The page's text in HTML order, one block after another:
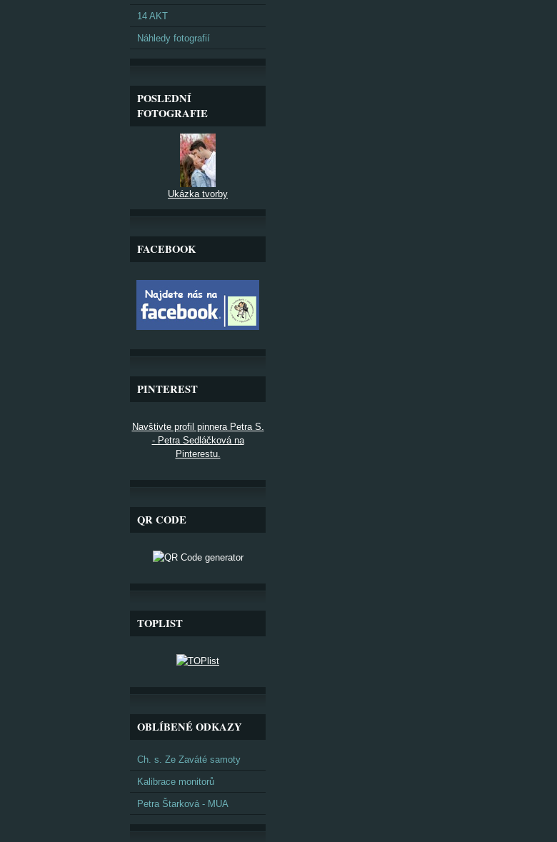
14 AKT
Náhledy fotografií
POSLEDNÍ
FOTOGRAFIE
Ukázka tvorby
FACEBOOK
PINTEREST
Navštivte profil pinnera Petra S.
- Petra Sedláčková na
Pinterestu.
QR CODE
TOPLIST
OBLÍBENÉ ODKAZY
Ch. s. Ze Zaváté samoty
Kalibrace monitorů
Petra Štarková - MUA